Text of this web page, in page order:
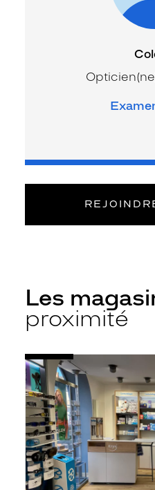
Les
proximité
Opticien
Évron
-
Pilori
-
Krys
Voir
la
fiche